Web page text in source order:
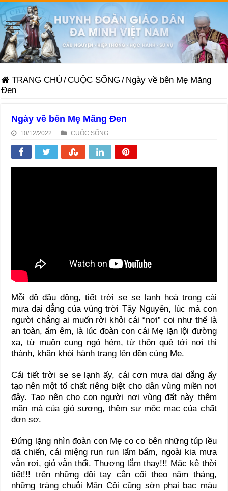
TRANG CHỦ /CUỘC SỐNG / Ngày về bên Mẹ Măng
Đen
Ngày về bên Mẹ Măng Đen
10/12/2022 CUỘC SỐNG
Mỗi độ đầu đông, tiết trời se se lạnh hoà trong cái
mưa dai dẳng của vùng trời Tây Nguyên, lúc mà con
người chẳng ai muốn rời khỏi cái “nơi” coi như thể là
an toàn, ấm êm, là lúc đoàn con cái Mẹ lặn lội đường
xa, từ muôn cung ngỏ hẻm, từ thôn quê tới nơi thị
thành, khăn khói hành trang lên đền cùng Mẹ.
Cái tiết trời se se lạnh ấy, cái cơn mưa dai dẳng ấy
tạo nên một tố chất riêng biệt cho dân vùng miền nơi
đây. Tạo nên cho con người nơi vùng đất này thêm
mặn mà của gió sương, thêm sự mộc mạc của chất
đơn sơ.
Đứng lặng nhìn đoàn con Mẹ co co bên những túp lều
dã chiến, cái miệng run run lẩm bẩm, ngoài kia mưa
vẫn rơi, gió vẫn thổi. Thương lắm thay!!! Mặc kệ thời
tiết!!! trên những đôi tay cằn cối theo năm tháng,
những tràng chuỗi Mân Côi cũng sờn phai bạc màu